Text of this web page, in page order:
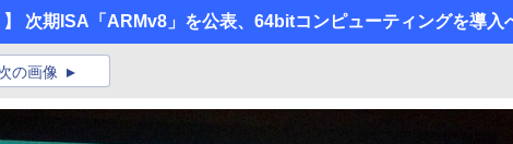
次期ISA「ARMv8」を公表、64bitコンピューティングを導入
の画像